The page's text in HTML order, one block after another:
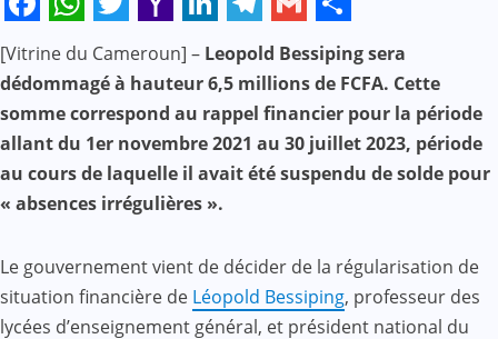
Facebook
WhatsApp
Twitter
Yahoo
Mail
LinkedIn
Telegram
Gmail
Share
[Vitrine du Cameroun] – Leopold Bessiping sera
dédommagé à hauteur 6,5 millions de FCFA. Cette
somme correspond au rappel financier pour la période
allant du 1er novembre 2021 au 30 juillet 2023, période
au cours de laquelle il avait été suspendu de solde pour
« absences irrégulières ».
Le gouvernement vient de décider de la régularisation de
situation financière de Léopold Bessiping, professeur des
lycées d’enseignement général, et président national du